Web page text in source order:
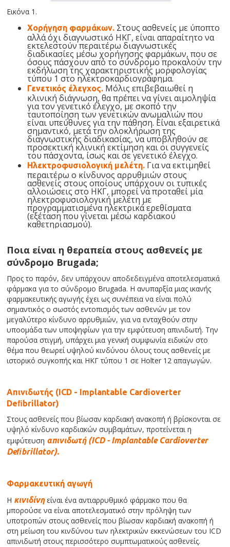
Εικόνα 1.
Χορήγηση φαρμάκων. Στους ασθενείς με ύποπτο
αλλά όχι διαγνωστικό ΗΚΓ, είναι απαραίτητο να
εκτελεστούν περαιτέρω διαγνωστικές
διαδικασίες μέσω χορήγησης φαρμάκων, που σε
όσους πάσχουν από το σύνδρομο προκαλούν την
εκδήλωση της χαρακτηριστικής μορφολογίας
τύπου 1 στο ηλεκτροκαρδιογράφημα.
Γενετικός έλεγχος. Μόλις επιβεβαιωθεί η
κλινική διάγνωση, θα πρέπει να γίνει αιμοληψία
για τον γενετικό έλεγχο, με σκοπό την
ταυτοποίηση των γενετικών ανωμαλιών που
είναι υπεύθυνες για την πάθηση. Είναι εξαιρετικά
σημαντικό, μετά την ολοκλήρωση της
διαγνωστικής διαδικασίας, να υποβληθούν σε
προσεκτική κλινική εκτίμηση και οι συγγενείς
του πάσχοντα, ίσως και σε γενετικό έλεγχο.
Ηλεκτροφυσιολογική μελέτη. Για να εκτιμηθεί
περαιτέρω ο κίνδυνος αρρυθμιών στους
ασθενείς στους οποίους υπάρχουν οι τυπικές
αλλοιώσεις στο ΗΚΓ, μπορεί να προταθεί μία
ηλεκτροφυσιολογική μελέτη με
προγραμματισμένα ηλεκτρικά ερεθίσματα
(εξέταση που γίνεται μέσω καρδιακού
καθετηριασμού).
Ποια είναι η θεραπεία στους ασθενείς με
σύνδρομο Brugada;
Προς το παρόν, δεν υπάρχουν αποδεδειγμένα αποτελεσματικά
φάρμακα για το σύνδρομο Brugada. Η ανυπαρξία μιας ικανής
φαρμακευτικής αγωγής έχει ως συνέπεια να είναι πολύ
σημαντικός ο σωστός εντοπισμός των ασθενών με τον
μεγαλύτερο κίνδυνο αρρυθμιών, για να ενταχθούν στην
υποομάδα των υποψηφίων για την εμφύτευση απινιδωτή. Την
παρούσα στιγμή, υπάρχει μια γενική συμφωνία ειδικών στο
θέμα που θεωρεί υψηλού κινδύνου όλους τους ασθενείς με
ιστορικό συγκοπής και ΗΚΓ τύπου 1 σε Holter 12 απαγωγών.
Απινιδωτής (ICD - Implantable Cardioverter
Deﬁbrillator)
Στους ασθενείς που βίωσαν καρδιακή ανακοπή ή βρίσκονται σε
υψηλό κίνδυνο καρδιακών συμβαμάτων, προτείνεται η
εμφύτευση απινιδωτή (ICD - Implantable Cardioverter
Deﬁbrillator).
Φαρμακευτική αγωγή
Η κινιδίνηείναι ένα αντιαρρυθμικό φάρμακο που θα
μπορούσε να είναι αποτελεσματικό στην πρόληψη των
υποτροπών στους ασθενείς που βίωσαν καρδιακή ανακοπή ή
στη μείωση του κινδύνου των ηλεκτρικών εκκενώσεων του ICD
απινιδωτή στους περισσότερο συμπτωματικούς ασθενείς.